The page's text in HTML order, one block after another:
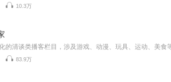
10.3万
83.9万